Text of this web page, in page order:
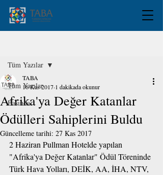
Tüm Yazılar
Basında
Tüm Yazılar
Afrika'ya Değer Katanlar
Ödülleri Sahiplerini Buldu
TABA
16 Kas 2017 1 dakikada okunur
Güncelleme tarihi: 27 Kas 2017
2 Haziran Pullman Hotelde yapılan
"Afrika'ya Değer Katanlar" Ödül Töreninde
Türk Hava Yolları, DEİK, AA, İHA, NTV,